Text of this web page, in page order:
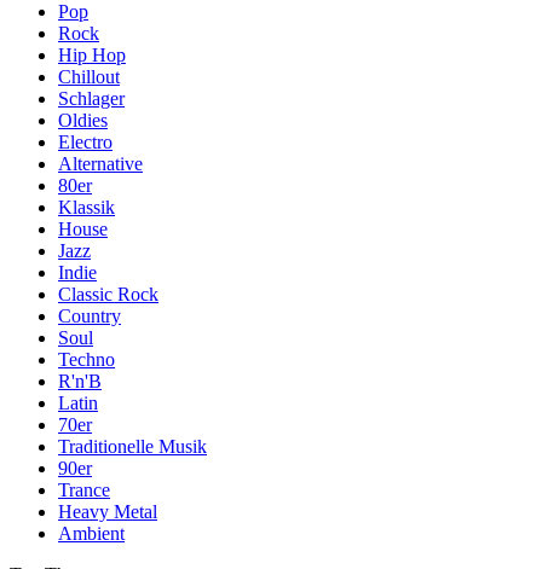
Pop
Rock
Hip Hop
Chillout
Schlager
Oldies
Electro
Alternative
80er
Klassik
House
Jazz
Indie
Classic Rock
Country
Soul
Techno
R'n'B
Latin
70er
Traditionelle Musik
90er
Trance
Heavy Metal
Ambient